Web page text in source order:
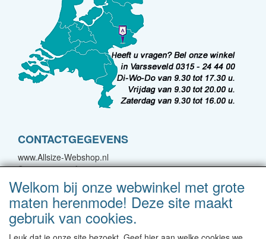
CONTACTGEGEVENS
www.Allsize-Webshop.nl
Spoorstraat 22A
7051 CJ Varsseveld
E-mail: bestellingen@forgreatmen.nl
Telefoon: 0315-244400
Welkom bij onze webwinkel met grote
maten herenmode! Deze site maakt
gebruik van cookies.